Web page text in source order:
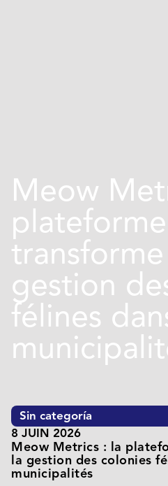
Meow
gestion
félines
Sin categoría
8 JUIN 2026
Meow Metrics : la
la gestion des colonies
municipalités